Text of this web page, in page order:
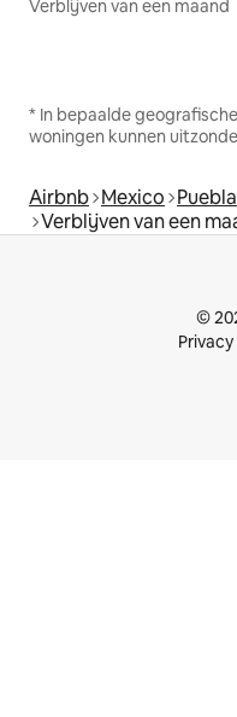
Verblijven van een maand
* In bepaalde
woningen kunnen
Airbnb Mexico Puebla
Verblijven van een
©
Privacy